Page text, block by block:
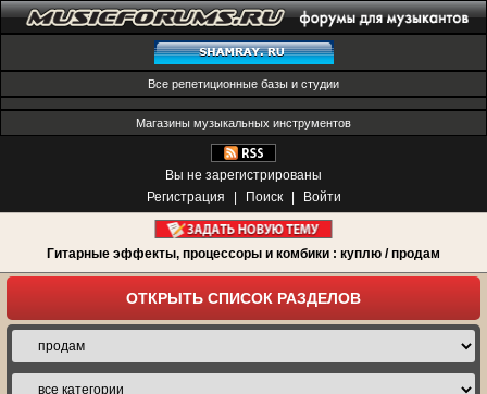
Все репетиционные базы и студии
Магазины музыкальных инструментов
Вы не зарегистрированы
Регистрация
Поиск Войти
Гитарные эффекты, процессоры и комбики : куплю / продам
ОТКРЫТЬ СПИСОК РАЗДЕЛОВ